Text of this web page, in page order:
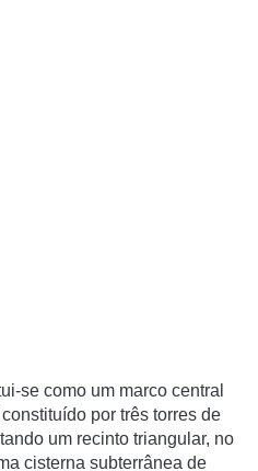
se como um marco central
por três torres de
um recinto triangular, no
cisterna subterrânea de